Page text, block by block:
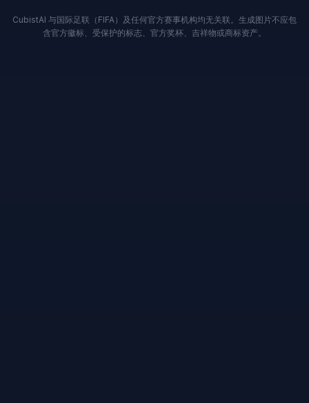
CubistAI 与国际足联（FIFA）及任何官方赛事机构均无关联。生成图片不应包
含官方徽标、受保护的标志、官方奖杯、吉祥物或商标资产。